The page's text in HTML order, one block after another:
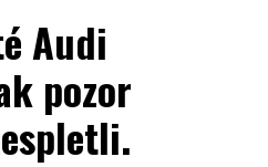
Audi
pozor